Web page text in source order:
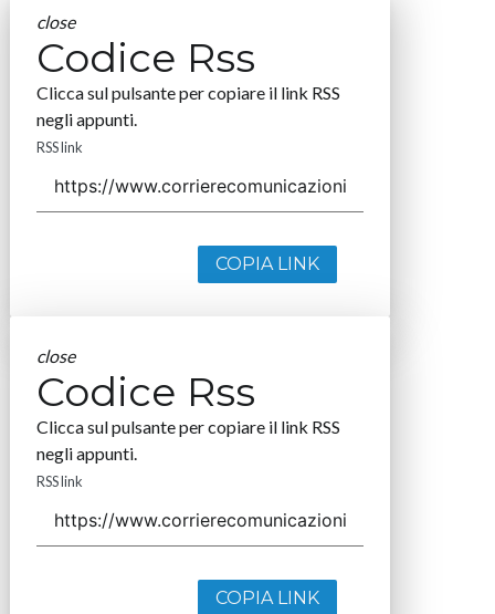
close
Codice Rss
Clicca sul pulsante per copiare il link RSS
negli appunti.
RSS link
COPIA LINK
close
Codice Rss
Clicca sul pulsante per copiare il link RSS
negli appunti.
RSS link
COPIA LINK